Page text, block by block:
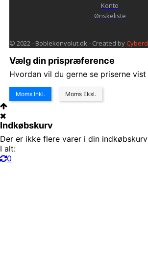
Konto
Ønskeliste
© 2022 - Boblekonvolut.dk - Created by
Vælg din prispræference
Hvordan vil du gerne se priserne
Moms Inkl. Moms Eksl.
Indkøbskurv
Der er ikke flere varer i din indkøbskurv
I alt:
0